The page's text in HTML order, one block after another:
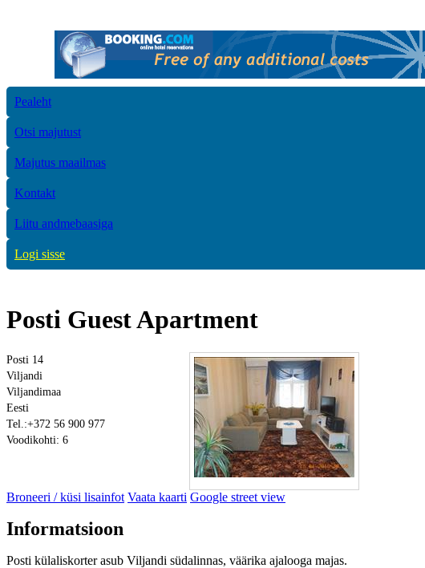
Pealeht
Otsi majutust
Majutus maailmas
Kontakt
Liitu andmebaasiga
Logi sisse
Posti Guest Apartment
Posti 14
Viljandi
Viljandimaa
Eesti
Tel.:+372 56 900 977
Voodikohti: 6
Broneeri / küsi lisainfot Vaata kaarti Google street view
Informatsioon
Posti külaliskorter asub Viljandi südalinnas, väärika ajalooga majas.